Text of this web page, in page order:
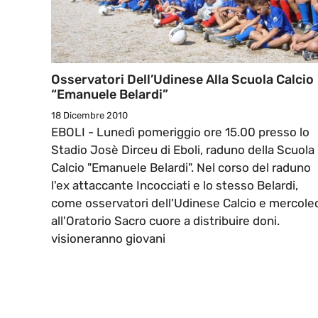
Osservatori Dell’Udinese Alla Scuola Calcio
“Emanuele Belardi”
18 Dicembre 2010
EBOLI - Lunedì pomeriggio ore 15.00 presso lo
Stadio Josè Dirceu di Eboli, raduno della Scuola
Calcio "Emanuele Belardi". Nel corso del raduno
l'ex attaccante Incocciati e lo stesso Belardi,
come osservatori dell'Udinese Calcio e
all'Oratorio Sacro cuore a distribuire doni.
visioneranno giovani